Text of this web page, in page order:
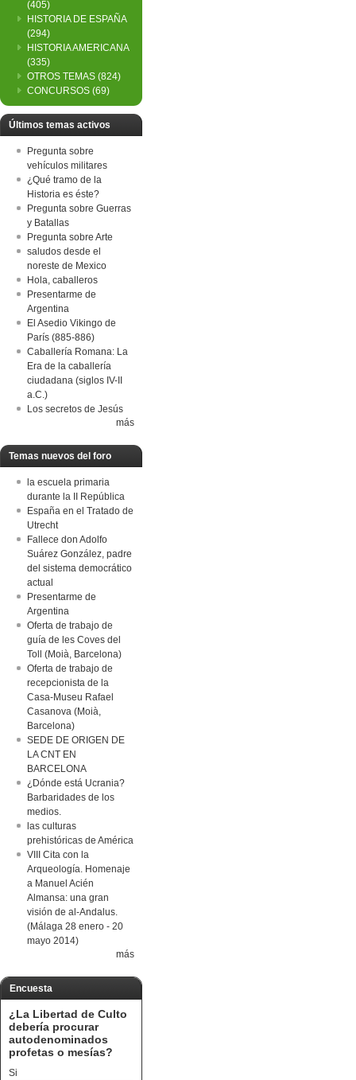
(405)
HISTORIA DE ESPAÑA
(294)
HISTORIA AMERICANA
(335)
OTROS TEMAS (824)
CONCURSOS (69)
Últimos temas activos
Pregunta sobre
vehículos militares
¿Qué tramo de la
Historia es éste?
Pregunta sobre Guerras
y Batallas
Pregunta sobre Arte
saludos desde el
noreste de Mexico
Hola, caballeros
Presentarme de
Argentina
El Asedio Vikingo de
París (885-886)
Caballería Romana: La
Era de la caballería
ciudadana (siglos IV-II
a.C.)
Los secretos de Jesús
más
Temas nuevos del foro
la escuela primaria
durante la II República
España en el Tratado de
Utrecht
Fallece don Adolfo
Suárez González, padre
del sistema democrático
actual
Presentarme de
Argentina
Oferta de trabajo de
guía de les Coves del
Toll (Moià, Barcelona)
Oferta de trabajo de
recepcionista de la
Casa-Museu Rafael
Casanova (Moià,
Barcelona)
SEDE DE ORIGEN DE
LA CNT EN
BARCELONA
¿Dónde está Ucrania?
Barbaridades de los
medios.
las culturas
prehistóricas de América
VIII Cita con la
Arqueología. Homenaje
a Manuel Acién
Almansa: una gran
visión de al-Andalus.
(Málaga 28 enero - 20
mayo 2014)
más
Encuesta
¿La Libertad de Culto
debería procurar
autodenominados
profetas o mesías?
Si